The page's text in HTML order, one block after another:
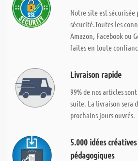
Notre site est sécurisée
sécurité.Toutes les
Amazon, Facebook ou
faites en toute
Livraison rapide
99% de nos articles
suite. La livraison sera
prochains jours ouvrés.
5.000 idées
pédagogiques